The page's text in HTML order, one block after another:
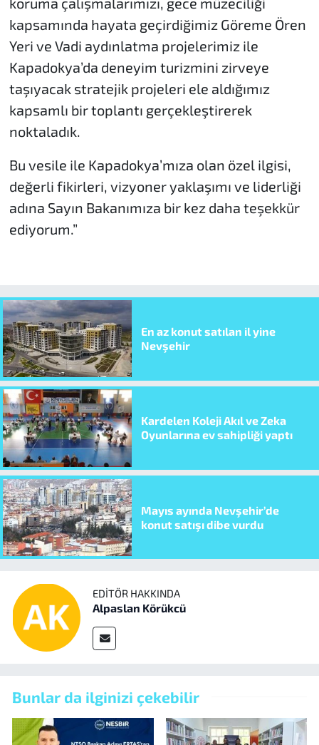
kapsamında hayata geçirdiğimiz Göreme Ören
Yeri ve Vadi aydınlatma projelerimiz ile
Kapadokya’da deneyim turizmini zirveye
taşıyacak stratejik projeleri ele aldığımız
kapsamlı bir toplantı gerçekleştirerek
noktaladık.
Bu vesile ile Kapadokya’mıza olan özel ilgisi,
değerli fikirleri, vizyoner yaklaşımı ve liderliği
adına Sayın Bakanımıza bir kez daha teşekkür
ediyorum.”
En az konut satılan il yine
Nevşehir
Kardelen Koleji Akıl ve Zeka
Oyunlarına ev sahipliği yaptı
Mayıs ayında Nevşehir’de
konut satışı dibe vurdu
EDITÖR HAKKINDA
Alpaslan Körükcü
Bunlar da ilginizi çekebilir